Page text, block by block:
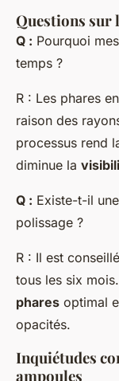
Questions sur
Q : Pourquoi
temps ?
R : Les phares
raison des
processus rend
diminue la
Q : Existe-t-il
polissage ?
R : Il est
tous les six
phares optimal
opacités.
Inquiétudes
ampoules